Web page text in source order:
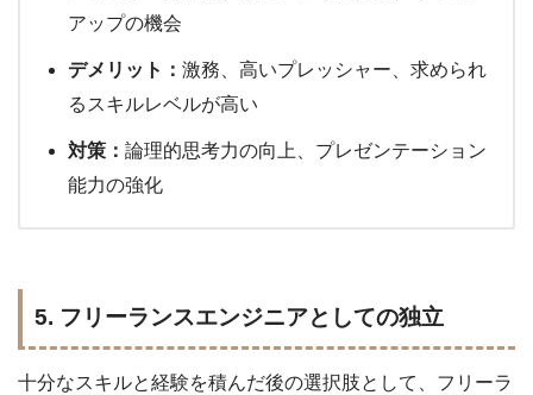
アップの機会
デメリット： 激務、高いプレッシャー、求められ
るスキルレベルが高い
対策： 論理的思考力の向上、プレゼンテーション
能力の強化
5. フリーランスエンジニアとしての独立
十分なスキルと経験を積んだ後の選択肢として、フリーラ